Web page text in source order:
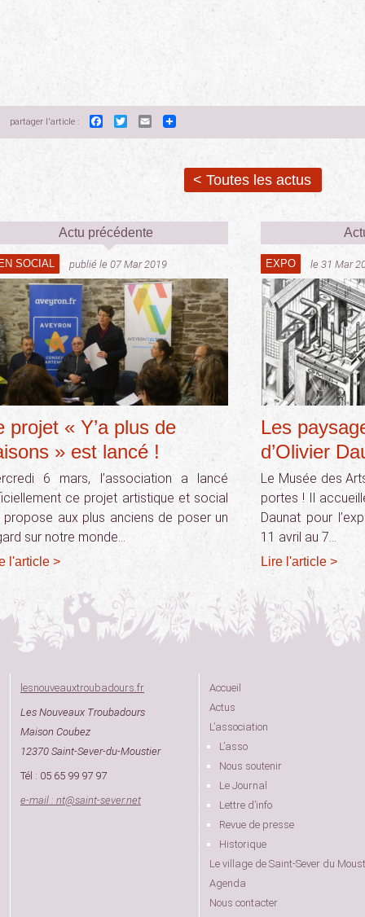
partager l'article : Facebook
TwitterEmail
< Toutes les actus
Actu précédente
SOCIAL publié le 07 Mar 2019
projet « Y’a plus de
» est lancé !
6 mars, l’association a lancé
ce projet artistique et social
propose aux plus anciens de poser un
sur notre monde…
l'article >
EXPO le 31 Mar
Les
d’Olivier
Le Musée des
portes ! Il
Daunat pour
11 avril au 7…
Lire l'article >
lesnouveauxtroubadours.fr
Les Nouveaux Troubadours
Maison Coubez
12370 Saint-Sever-du-Moustier
Tél : 05 65 99 97 97
e-mail : nt@saint-sever.net
Accueil
Actus
L’association
L’asso
Nous soutenir
Le Journal
Lettre d’info
Revue de presse
Historique
Le village de Saint-Sever du
Agenda
Nous contacter